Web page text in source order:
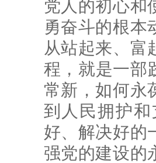
党人的初心和
勇奋斗的根本
从站起来、富
程，就是一部
常新，如何永
到人民拥护
好、解决好的
强党的建设的